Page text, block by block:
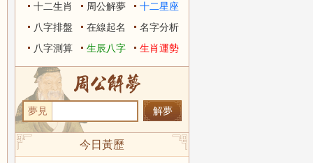
十二生肖
周公解夢
十二星座
八字排盤
在線起名
名字分析
八字測算
生辰八字 生肖運勢
夢見
今日黃歷